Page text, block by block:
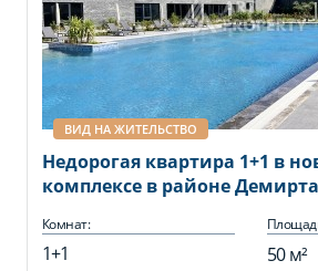
ВИД НА ЖИТЕЛЬСТВО
Недорогая квартира 1+1 в
комплексе в районе
Комнат:
1+1 50 м²